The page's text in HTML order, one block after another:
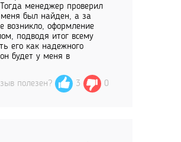
менеджер проверил
был найден, а за
возникло, оформление
подводя итог всему
его как надежного
будет у меня в
полезен?
3 0